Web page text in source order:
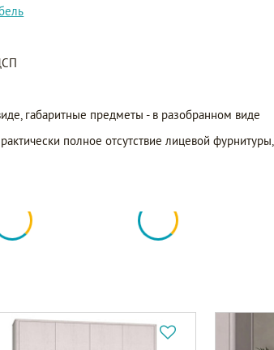
габаритные предметы - в разобранном виде
полное отсутствие лицевой